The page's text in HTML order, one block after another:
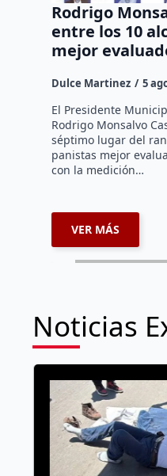
Rodrigo
entre los 10
mejor
Dulce Martinez 5
El Presidente
Rodrigo Monsalvo
séptimo lugar del
panistas mejor
con la medición…
VER MÁS
Noticias